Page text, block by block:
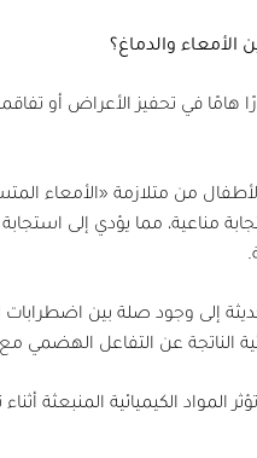
الأمعاء والدماغ؟
هامًا في تحفيز الأعراض أو
من متلازمة «الأمعاء
مناعية، مما يؤدي إلى
إلى وجود صلة بين اضطرابات
الناتجة عن التفاعل الهضمي
المواد الكيميائية